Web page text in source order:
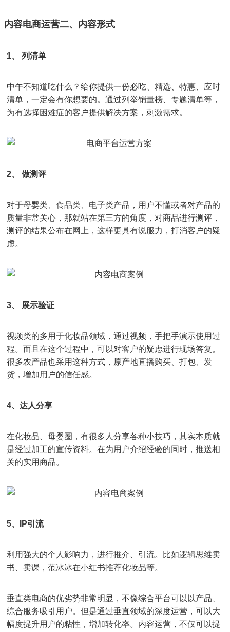
内容电商运营二、内容形式
1、 列清单
中午不知道吃什么？给你提供一份必吃、精选、特惠、应时
清单，一定会有你想要的。通过列举销量榜、专题清单等，
为有选择困难症的客户提供解决方案，刺激需求。
2、 做测评
对于母婴类、食品类、电子类产品，用户不懂或者对产品的
质量非常关心，那就站在第三方的角度，对商品进行测评，
测评的结果公布在网上，这样更具有说服力，打消客户的疑
虑。
3、 展示验证
视频类的多用于化妆品领域，通过视频，手把手演示使用过
程。而且在这个过程中，可以对客户的疑虑进行现场答复。
很多农产品也采用这种方式，原产地直播购买、打包、发
货，增加用户的信任感。
4、达人分享
在化妆品、母婴圈，有很多人分享各种小技巧，其实本质就
是经过加工的宣传资料。在为用户介绍经验的同时，推送相
关的实用商品。
5、IP引流
利用强大的个人影响力，进行推介、引流。比如逻辑思维卖
书、卖课，范冰冰在小红书推荐化妆品等。
垂直类电商的优劣势非常明显，不像综合平台可以以产品、
综合服务吸引用户。但是通过垂直领域的深度运营，可以大
幅度提升用户的粘性，增加转化率。内容运营，不仅可以提